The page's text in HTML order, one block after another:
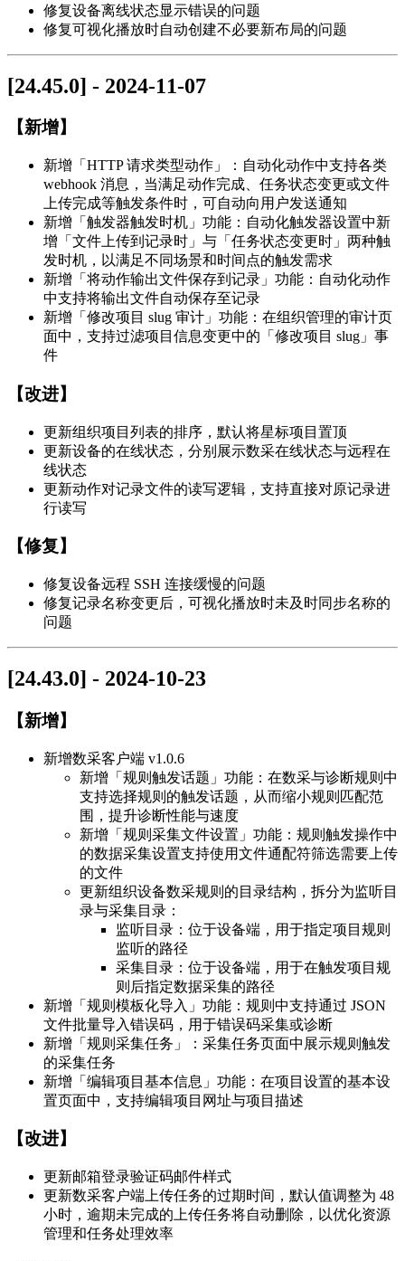
修复设备离线状态显示错误的问题
修复可视化播放时自动创建不必要新布局的问题
[24.45.0] - 2024-11-07
【新增】
新增「HTTP 请求类型动作」：自动化动作中支持各类
webhook 消息，当满足动作完成、任务状态变更或文件
上传完成等触发条件时，可自动向用户发送通知
新增「触发器触发时机」功能：自动化触发器设置中新
增「文件上传到记录时」与「任务状态变更时」两种触
发时机，以满足不同场景和时间点的触发需求
新增「将动作输出文件保存到记录」功能：自动化动作
中支持将输出文件自动保存至记录
新增「修改项目 slug 审计」功能：在组织管理的审计页
面中，支持过滤项目信息变更中的「修改项目 slug」事
件
【改进】
更新组织项目列表的排序，默认将星标项目置顶
更新设备的在线状态，分别展示数采在线状态与远程在
线状态
更新动作对记录文件的读写逻辑，支持直接对原记录进
行读写
【修复】
修复设备远程 SSH 连接缓慢的问题
修复记录名称变更后，可视化播放时未及时同步名称的
问题
[24.43.0] - 2024-10-23
【新增】
新增数采客户端 v1.0.6
新增「规则触发话题」功能：在数采与诊断规则中
支持选择规则的触发话题，从而缩小规则匹配范
围，提升诊断性能与速度
新增「规则采集文件设置」功能：规则触发操作中
的数据采集设置支持使用文件通配符筛选需要上传
的文件
更新组织设备数采规则的目录结构，拆分为监听目
录与采集目录：
监听目录：位于设备端，用于指定项目规则
监听的路径
采集目录：位于设备端，用于在触发项目规
则后指定数据采集的路径
新增「规则模板化导入」功能：规则中支持通过 JSON
文件批量导入错误码，用于错误码采集或诊断
新增「规则采集任务」：采集任务页面中展示规则触发
的采集任务
新增「编辑项目基本信息」功能：在项目设置的基本设
置页面中，支持编辑项目网址与项目描述
【改进】
更新邮箱登录验证码邮件样式
更新数采客户端上传任务的过期时间，默认值调整为 48
小时，逾期未完成的上传任务将自动删除，以优化资源
管理和任务处理效率